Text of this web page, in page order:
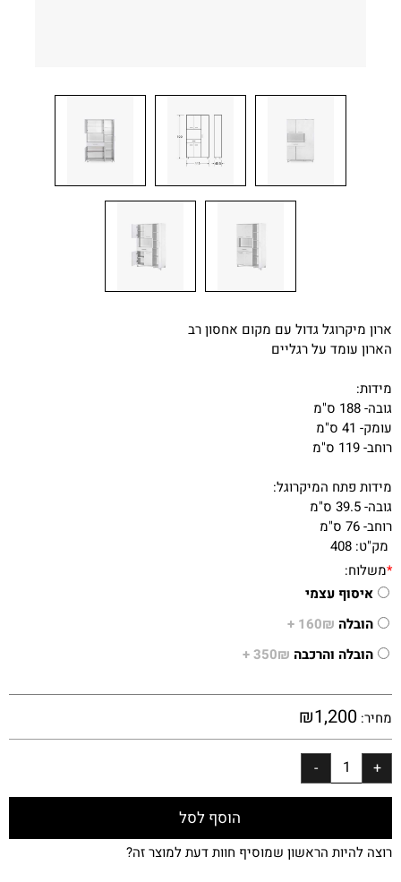
ארון מיקרוגל גדול עם מקום אחסון רב
הארון עומד על רגליים
מידות:
גובה- 188 ס"מ
עומק- 41 ס"מ
רוחב- 119 ס"מ
מידות פתח המיקרוגל:
גובה- 39.5 ס"מ
רוחב- 76 ס"מ
מק"ט: 408
*משלוח:
איסוף עצמי
הובלה 160₪ +
הובלה והרכבה 350₪ +
מחיר: ₪1,200
הוסף לסל
רוצה להיות הראשון שמוסיף חוות דעת למוצר זה?